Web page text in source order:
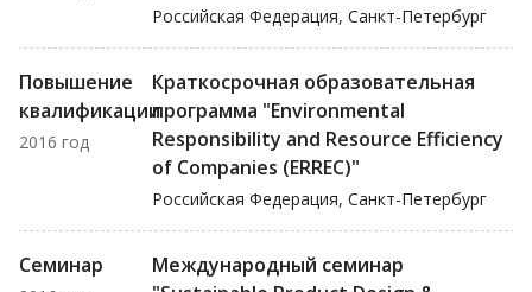
Российская Федерация, Санкт-Петербург
Повышение
квалификации
2016 год
Краткосрочная образовательная
программа "Environmental
Responsibility and Resource Efficiency
of Companies (ERREC)"
Российская Федерация, Санкт-Петербург
Семинар
Международный семинар